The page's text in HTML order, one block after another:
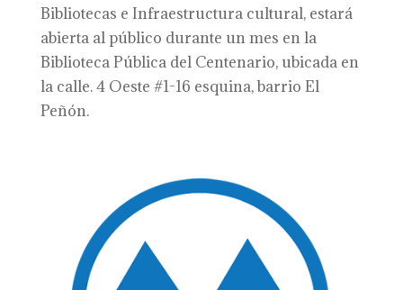
Bibliotecas e Infraestructura cultural, estará
abierta al público durante un mes en la
Biblioteca Pública del Centenario, ubicada en
la calle. 4 Oeste #1-16 esquina, barrio El
Peñón.